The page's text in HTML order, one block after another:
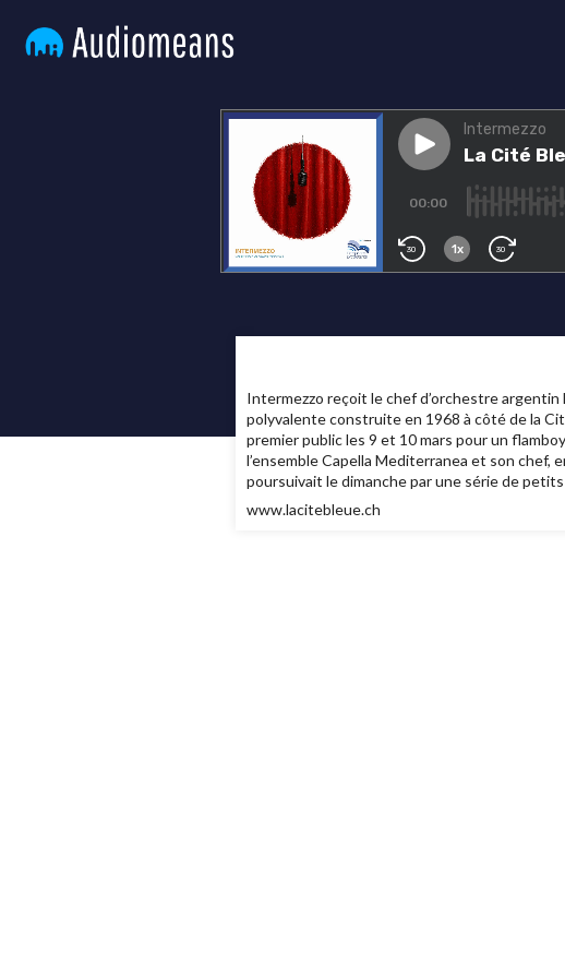
Intermezzo reçoit le chef d’orchestre argentin
polyvalente construite en 1968 à côté de la
premier public les 9 et 10 mars pour un
l’ensemble Capella Mediterranea et son chef,
poursuivait le dimanche par une série de
www.lacitebleue.ch